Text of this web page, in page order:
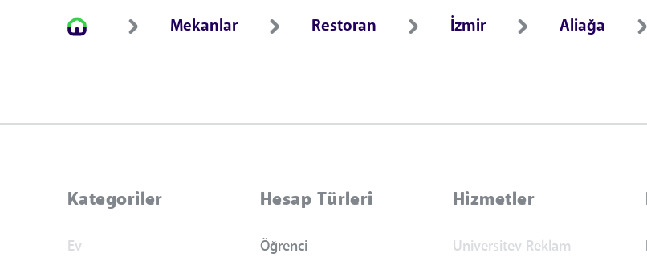
Mekanlar Restoran İzmir Aliağa
Kategoriler
Ev
Hesap Türleri
Öğrenci
Hizmetler
Universitev Reklam